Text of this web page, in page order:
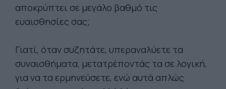
αποκρύπτει σε μεγάλο βαθμό τις
ευαισθησίες σας;
Γιατί, όταν συζητάτε, υπεραναλύετε τα
συναισθήματα, μετατρέποντάς τα σε λογική,
για να τα ερμηνεύσετε, ενώ αυτά απλώς